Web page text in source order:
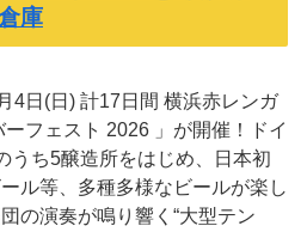
庫
4日(日) 計17日間 横浜赤レンガ
フェスト 2026 」が開催！ドイ
うち5醸造所をはじめ、日本初
ル等、多種多様なビールが楽し
の演奏が鳴り響く“⼤型テン